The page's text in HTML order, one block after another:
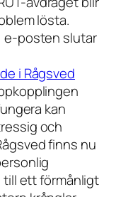
lösta.
e-posten slutar
i Rågsved
kan
och
finns nu
till ett förmånligt